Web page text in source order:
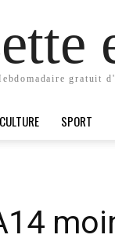
gratuit
CULTURE SPORT